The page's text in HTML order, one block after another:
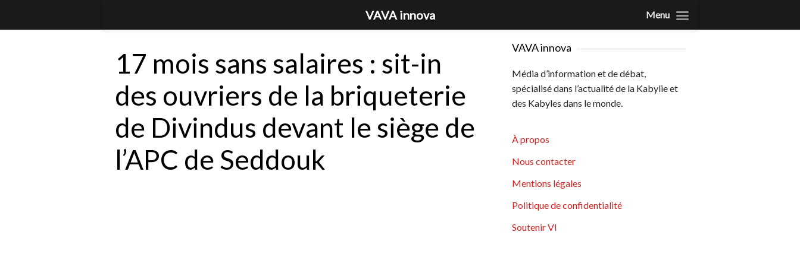
17 mois sans salaires : sit-in
des ouvriers de la briqueterie
de Divindus devant le siège de
l’APC de Seddouk
VAVA innova
Média d’information et de débat,
spécialisé dans l’actualité de la Kabylie et
des Kabyles dans le monde.
À propos
Nous contacter
Mentions légales
Politique de confidentialité
Soutenir VI
VAVA innova Menu